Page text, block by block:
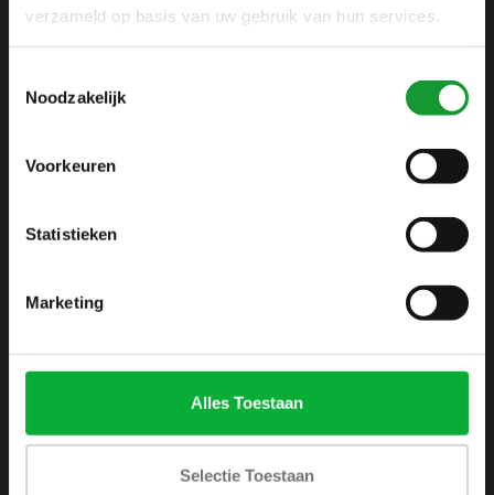
verzameld op basis van uw gebruik van hun services.
Noodzakelijk
Voorkeuren
Statistieken
Marketing
Alles Toestaan
Selectie Toestaan
+31 6 42 52 32 80
Disclaimer
Privacy Policy